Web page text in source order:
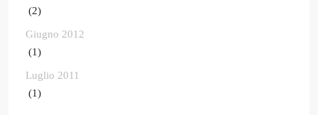
(2)
Giugno 2012
(1)
Luglio 2011
(1)